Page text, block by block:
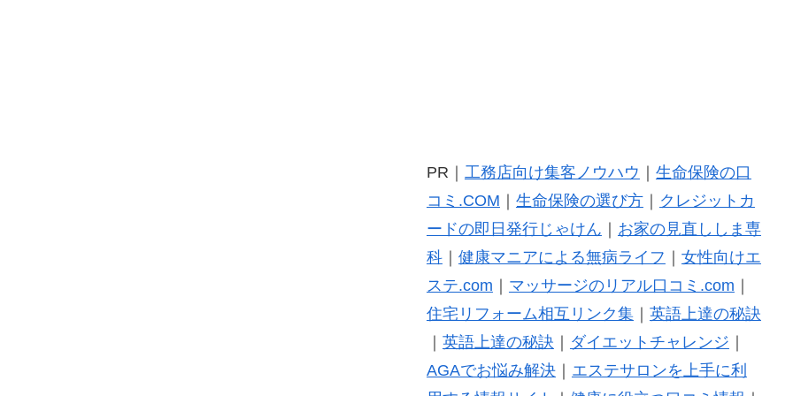
PR｜ 工務店向け集客ノウハウ ｜ 生命保険の口
コミ.COM ｜ 生命保険の選び方｜ クレジットカ
ードの即日発行じゃけん ｜ お家の見直ししま専
科｜ 健康マニアによる無病ライフ ｜ 女性向けエ
ステ.com ｜ マッサージのリアル口コミ.com ｜
住宅リフォーム相互リンク集｜ 英語上達の秘訣
｜ 英語上達の秘訣 ｜ ダイエットチャレンジ ｜
AGAでお悩み解決｜ エステサロンを上手に利